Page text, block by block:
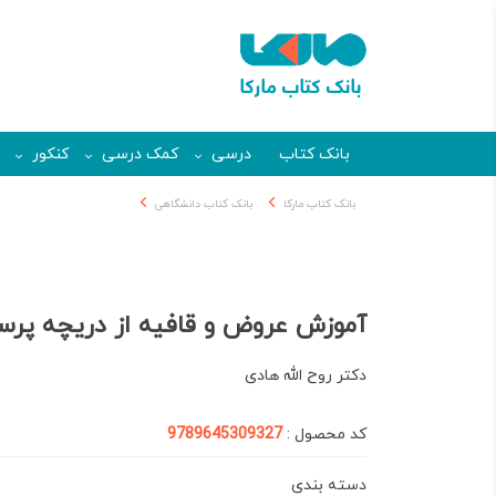
بانک کتاب درسی کمک درسی کنکور
بانک کتاب مارکا بانک کتاب دانشگاهی
آموزش عروض و قافیه از دریچه
دکتر روح الله هادی
کد محصول :9789645309327
دسته بندی